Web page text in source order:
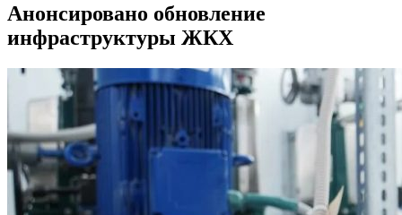
Анонсировано обновление
инфраструктуры ЖКХ